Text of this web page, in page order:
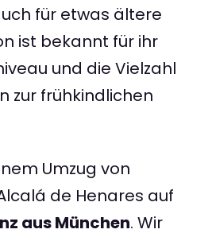
für etwas ältere
ist bekannt für ihr
und die Vielzahl
zur frühkindlichen
Umzug von
de Henares auf
aus München. Wir